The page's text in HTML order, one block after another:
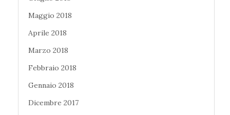
Maggio 2018
Aprile 2018
Marzo 2018
Febbraio 2018
Gennaio 2018
Dicembre 2017